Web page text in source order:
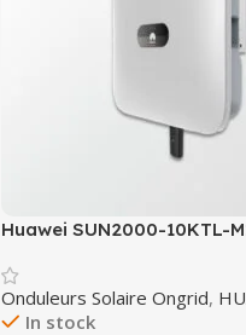
Huawei SUN2000-10KTL-
Onduleurs Solaire Ongrid,
In stock